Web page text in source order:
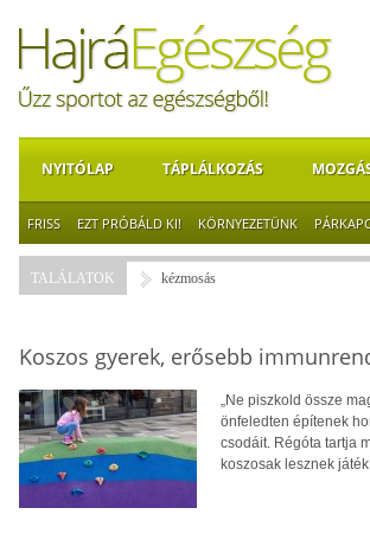
NYITÓLAP TÁPLÁLKOZÁS
FRISS EZT PRÓBÁLD KI! KÖRNYEZETÜNK
TALÁLATOK kézmosás
Koszos gyerek, erősebb
„Ne piszkold össze
önfeledten építenek
csodáit. Régóta tartja
koszosak lesznek